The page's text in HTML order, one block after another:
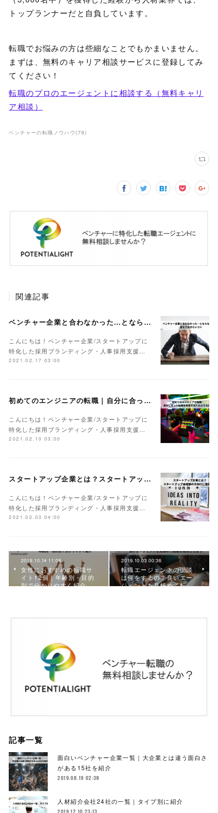
トップランナーだと自負しています。
転職でお悩みの方は些細なことでもかまいません。
まずは、無料のキャリア相談サービスに登録してみ
てください！
転職のプロのエージェントに相談する（無料キャリ
ア相談）
ベンチャーの転職ノウハウ(79)
関連記事
ベンチャー企業と合わなかった…とならないために覚えておきたいコト
こんにちは！ベンチャー企業/スタートアップに
特化した採用ブランディング・人事採用支援…
2021.02.17 03:00
初めてのエンジニアの転職｜自分に合った転職を実現するための方法とは
こんにちは！ベンチャー企業/スタートアップに
特化した採用ブランディング・人事採用支援…
2021.02.10 03:00
スタートアップ企業とは？スタートアップ未経験の方向けに徹底解説
こんにちは！ベンチャー企業/スタートアップに
特化した採用ブランディング・人事採用支援…
2021.02.03 04:00
2019.10.14 11:08
女性におすすめの転職サ
イト12個｜年齢別・目的
別で分かりやすく紹介
2019.10.03 00:36
転職エージェントの面談
は何をするの？良いエー
ジェントを見極めて転…
記事一覧
面白いベンチャー企業一覧｜大企業とは違う面白さ
がある15社を紹介
2019.08.19 02:38
人材紹介会社24社の一覧｜タイプ別に紹介
2019.12.10 23:13